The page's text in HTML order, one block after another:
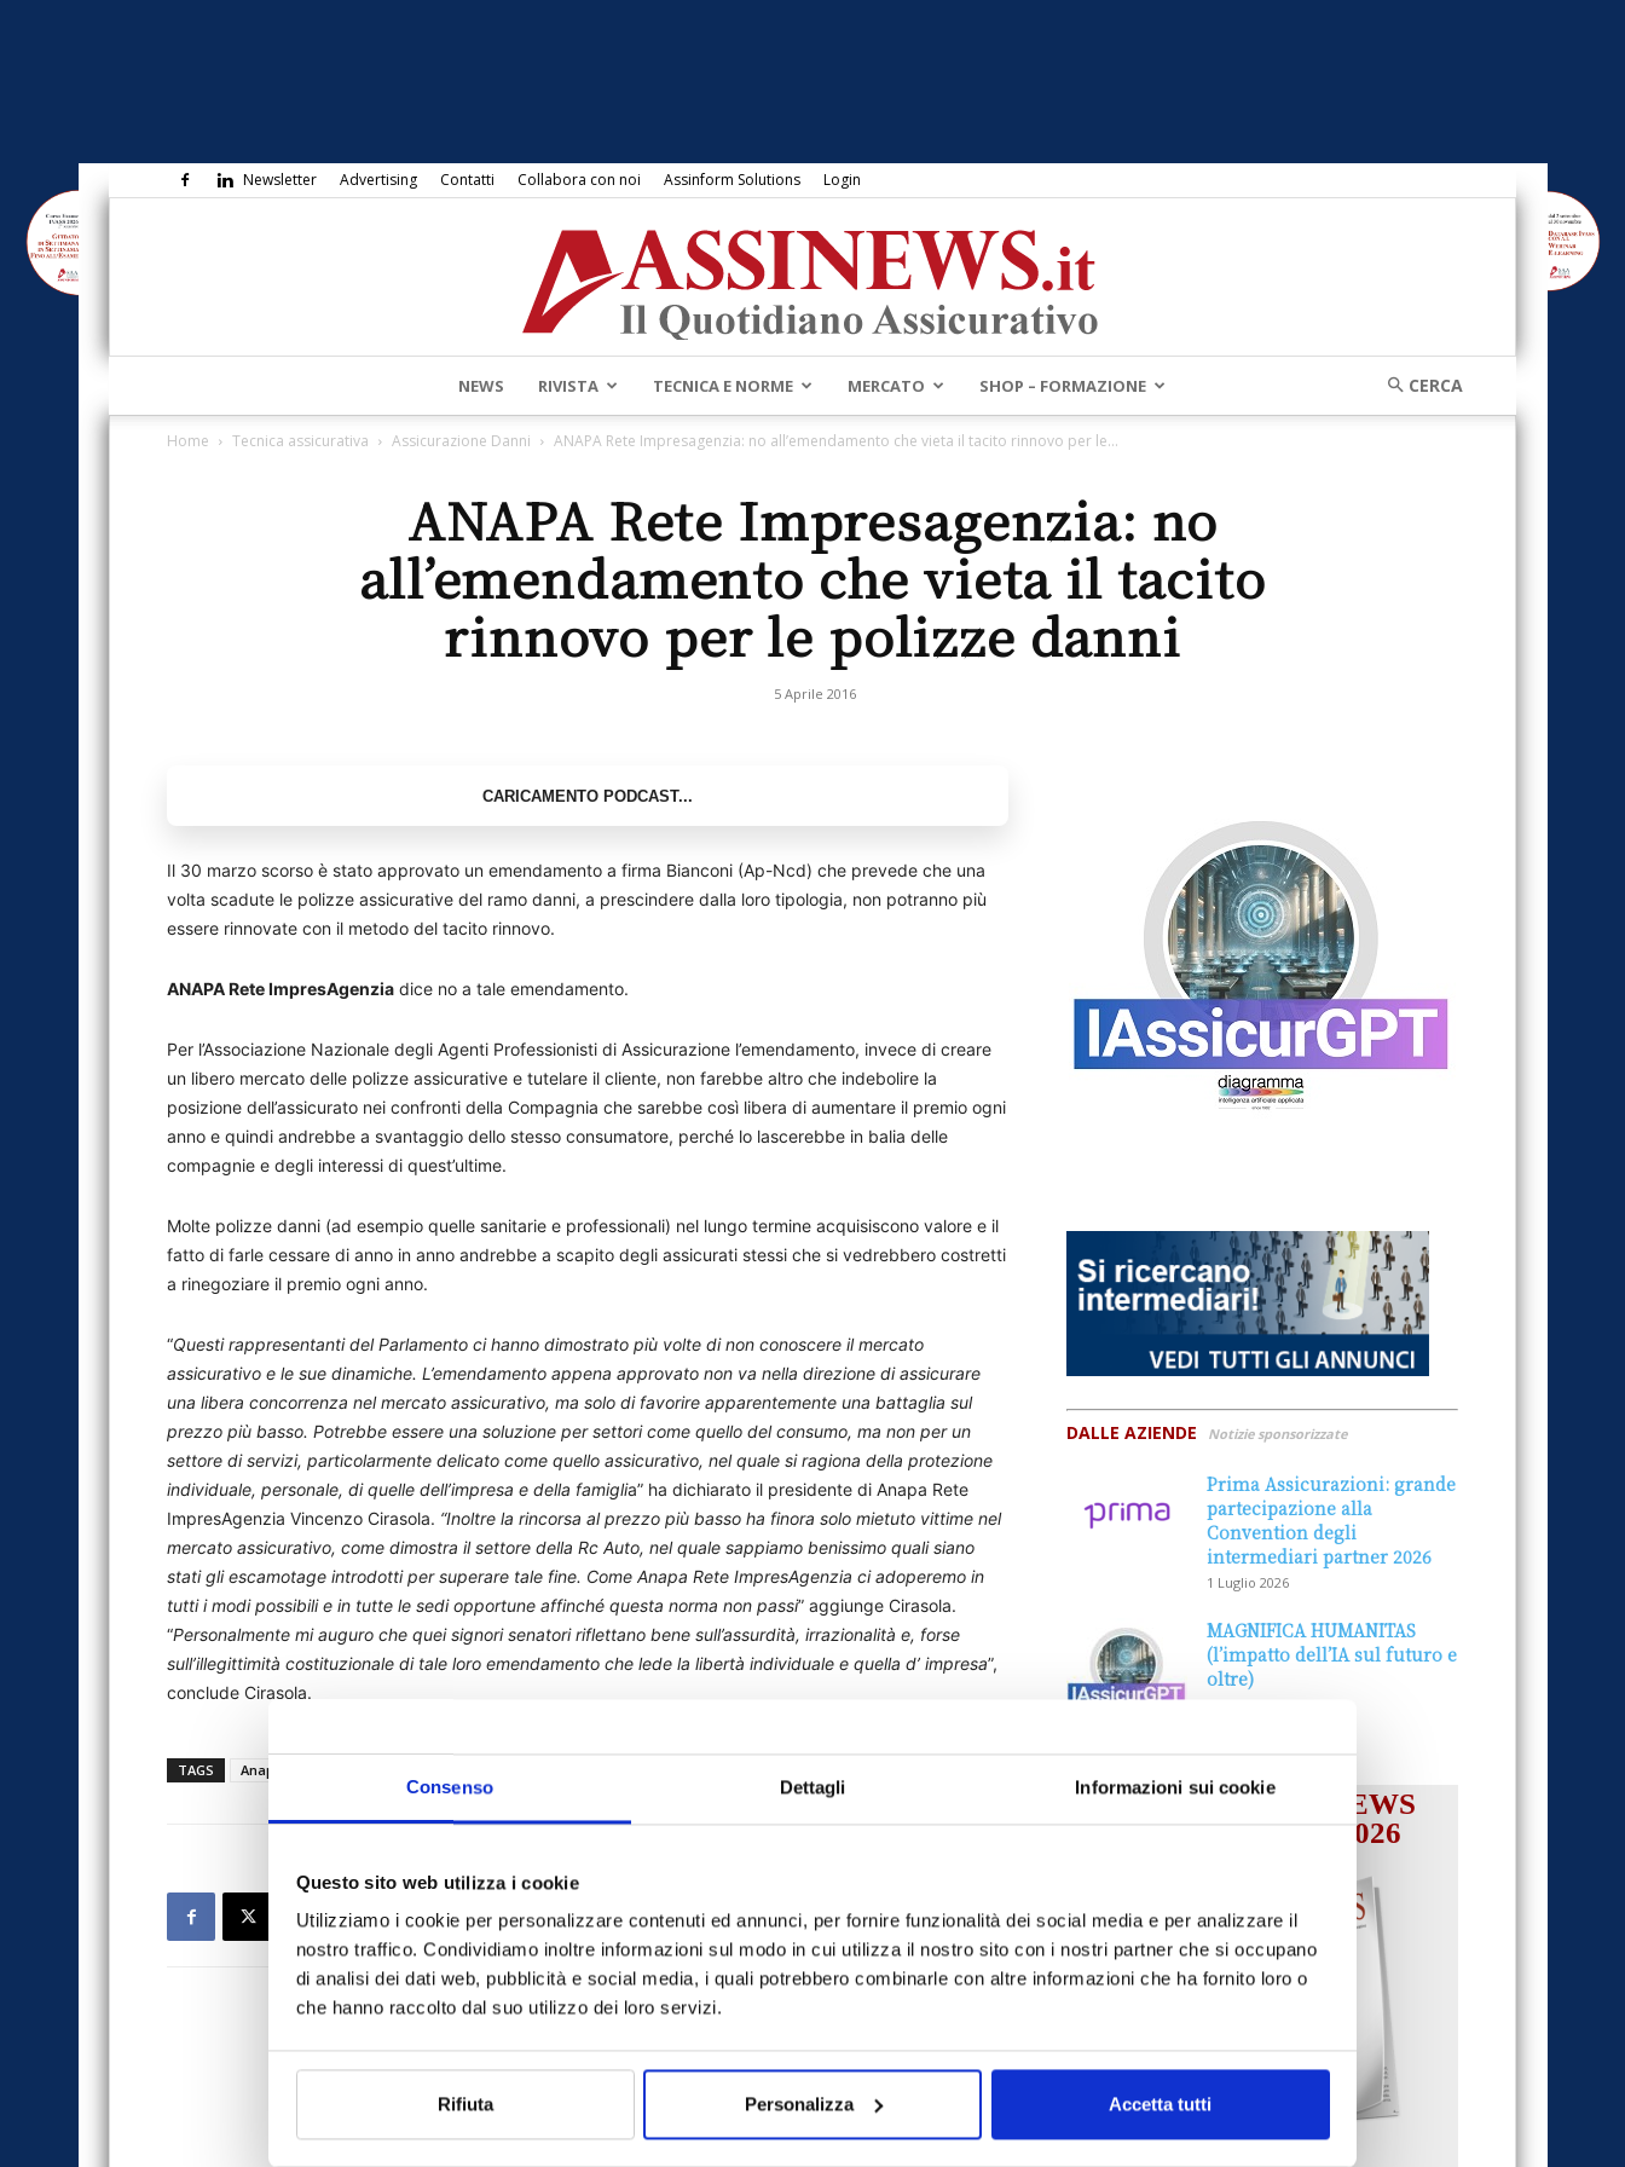
Consenso Dettagli Informazioni sui cookie
Questo sito web utilizza i cookie
Utilizziamo i cookie per personalizzare contenuti ed annunci, per fornire funzionalità dei social media e per analizzare il
nostro traffico. Condividiamo inoltre informazioni sul modo in cui utilizza il nostro sito con i nostri partner che si occupano
di analisi dei dati web, pubblicità e social media, i quali potrebbero combinarle con altre informazioni che ha fornito loro o
che hanno raccolto dal suo utilizzo dei loro servizi.
Rifiuta Personalizza Accetta tutti
Newsletter Advertising Contatti Collabora con noi Assinform Solutions Login
Assinews.it
NEWS RIVISTA TECNICA E NORME MERCATO SHOP – FORMAZIONE
Home Tecnica assicurativa Assicurazione Danni ANAPA Rete Impresagenzia: no all’emendamento che vieta il tacito rinnovo per le...
ANAPA Rete Impresagenzia: no
all’emendamento che vieta il tacito
rinnovo per le polizze danni
5 Aprile 2016
Il 30 marzo scorso è stato approvato un emendamento a firma Bianconi (Ap-Ncd) che prevede che una
volta scadute le polizze assicurative del ramo danni, a prescindere dalla loro tipologia, non potranno più
essere rinnovate con il metodo del tacito rinnovo.
ANAPA Rete ImpresAgenzia dice no a tale emendamento.
Per l’Associazione Nazionale degli Agenti Professionisti di Assicurazione l’emendamento, invece di creare
un libero mercato delle polizze assicurative e tutelare il cliente, non farebbe altro che indebolire la
posizione dell’assicurato nei confronti della Compagnia che sarebbe così libera di aumentare il premio ogni
anno e quindi andrebbe a svantaggio dello stesso consumatore, perché lo lascerebbe in balia delle
compagnie e degli interessi di quest’ultime.
Molte polizze danni (ad esempio quelle sanitarie e professionali) nel lungo termine acquisiscono valore e il
fatto di farle cessare di anno in anno andrebbe a scapito degli assicurati stessi che si vedrebbero costretti
a rinegoziare il premio ogni anno.
“Questi rappresentanti del Parlamento ci hanno dimostrato più volte di non conoscere il mercato
assicurativo e le sue dinamiche. L’emendamento appena approvato non va nella direzione di assicurare
una libera concorrenza nel mercato assicurativo, ma solo di favorire apparentemente una battaglia sul
prezzo più basso. Potrebbe essere una soluzione per settori come quello del consumo, ma non per un
settore di servizi, particolarmente delicato come quello assicurativo, nel quale si ragiona della protezione
individuale, personale, di quelle dell’impresa e della famiglia” ha dichiarato il presidente di Anapa Rete
ImpresAgenzia Vincenzo Cirasola. “Inoltre la rincorsa al prezzo più basso ha finora solo mietuto vittime nel
mercato assicurativo, come dimostra il settore della Rc Auto, nel quale sappiamo benissimo quali siano
stati gli escamotage introdotti per superare tale fine. Come Anapa Rete ImpresAgenzia ci adoperemo in
tutti i modi possibili e in tutte le sedi opportune affinché questa norma non passi” aggiunge Cirasola.
“Personalmente mi auguro che quei signori senatori riflettano bene sull’assurdità, irrazionalità e, forse
sull’illegittimità costituzionale di tale loro emendamento che lede la libertà individuale e quella d’ impresa”,
conclude Cirasola.
TAGS Anapa Rete Impresagenzia
DALLE AZIENDE Notizie sponsorizzate
Prima Assicurazioni: grande
partecipazione alla
Convention degli
intermediari partner 2026
1 Luglio 2026
MAGNIFICA HUMANITAS
(l’impatto dell’IA sul futuro e
oltre)
IL MENSILE ASSINEWS
LUGLIO-AGOSTO 2026